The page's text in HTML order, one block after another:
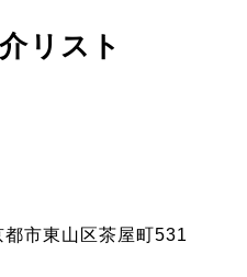
リスト
市東山区茶屋町531